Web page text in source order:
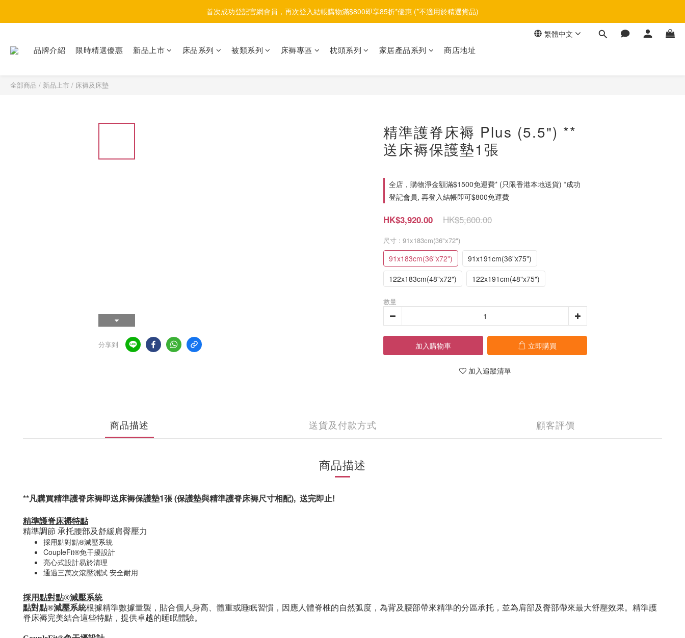
首次成功登記官網會員，再次登入結帳購物滿$800即享85折*優惠 (*不適用於精選貨品)
繁體中文
品牌介紹 限時精選優惠 新品上市 床品系列 被類系列 床褥專區 枕頭系列 家居產品系列 商店地址
全部商品 / 新品上市 / 床褥及床墊
分享到
精準護脊床褥 Plus (5.5") **
送床褥保護墊1張
全店，購物淨金額滿$1500免運費* (只限香港本地送貨) *成功
登記會員, 再登入結帳即可$800免運費
HK$5,600.00
HK$3,920.00
尺寸 : 91x183cm(36"x72")
91x183cm(36"x72")
91x191cm(36"x75")
122x183cm(48"x72")
122x191cm(48"x75")
數量
加入購物車 立即購買
加入追蹤清單
商品描述 送貨及付款方式 顧客評價
商品描述
**凡購買精準護脊床褥即送床褥保護墊1張 (保護墊與精準護脊床褥尺寸相配), 送完即止!
精準護脊床褥特點
精準調節 承托腰部及舒緩肩臀壓力
採用點對點®減壓系統
CoupleFit®免干擾設計
亮心式設計易於清理
通過三萬次滾壓測試 安全耐用
採用點對點®減壓系統
點對點®減壓系統根據精準數據量製，貼合個人身高、體重或睡眠習慣，因應人體脊椎的自然弧度，為背及腰部帶來精準的分區承托，並為肩部及臀部帶來最大舒壓效果。 精準護
脊床褥完美結合這些特點，提供卓越的睡眠體驗。